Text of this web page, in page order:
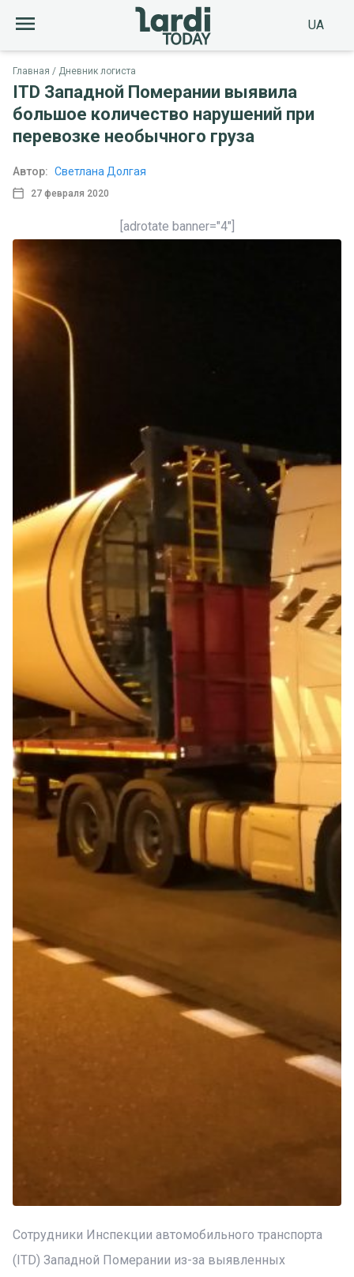
UA
Главная Дневник логиста
ITD Западной Померании выявила
большое количество нарушений при
перевозке необычного груза
27 февраля 2020
Автор: Светлана Долгая
[adrotate banner="4"]
Сотрудники Инспекции автомобильного транспорта
(ITD) Западной Померании из-за выявленных